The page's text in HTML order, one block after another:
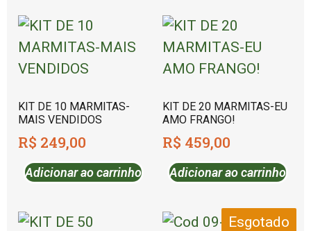
KIT DE 10 MARMITAS-
MAIS VENDIDOS
R$ 249,00
Adicionar ao carrinho
KIT DE 20 MARMITAS-EU
AMO FRANGO!
R$ 459,00
Adicionar ao carrinho
Esgotado